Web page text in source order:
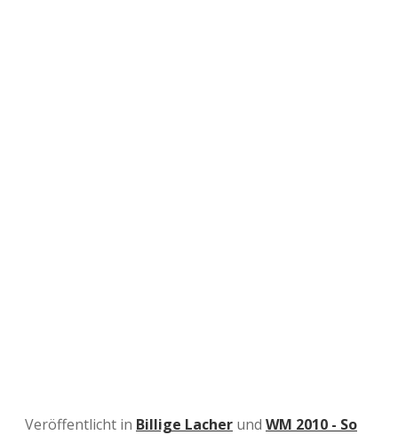
Veröffentlicht in Billige Lacher und WM 2010 - So